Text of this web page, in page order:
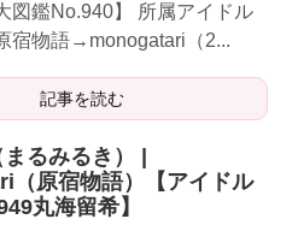
図鑑No.940】 所属アイドル
宿物語→monogatari（2...
記事を読む
るみるき） |
（原宿物語）【アイドル
丸海留希】